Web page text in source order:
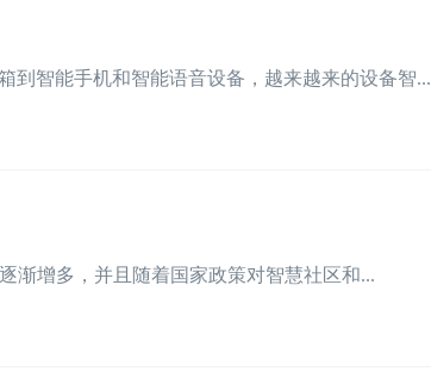
到智能手机和智能语音设备，越来越来的设备智...
渐增多，并且随着国家政策对智慧社区和...